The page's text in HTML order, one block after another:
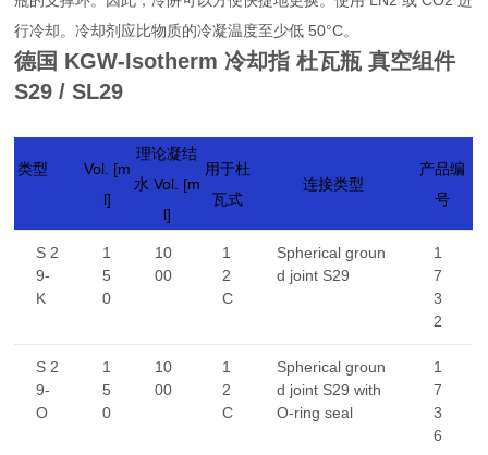
行冷却。冷却剂应比物质的冷凝温度至少低 50°C。
德国 KGW-Isotherm 冷却指 杜瓦瓶 真空组件
S29 / SL29
类型
Vol. [m
l]
理论凝结
水 Vol. [m
l]
用于杜
瓦式
连接类型
产品编
号
S 2
9-
K
1
5
0
10
00
1
2
C
Spherical groun
d joint S29
1
7
3
2
S 2
9-
O
1
5
0
10
00
1
2
C
Spherical groun
d joint S29 with
O-ring seal
1
7
3
6